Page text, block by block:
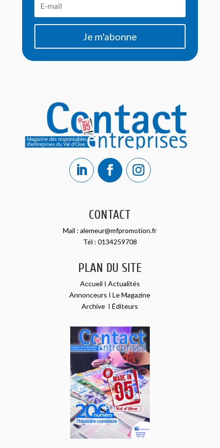
Je m'abonne
CONTACT
Mail :alemeur@mfpromotion.fr
Tél : 0134259708
PLAN DU SITE
Accueil I Actualités
Annonceurs ILe Magazine
Archive IÉditeurs